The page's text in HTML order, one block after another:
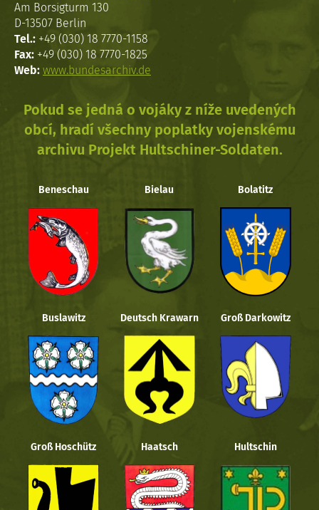
Am Borsigturm 130
D-13507 Berlin
Tel.: +49 (030) 18 7770-1158
Fax: +49 (030) 18 7770-1825
Web: www.bundesarchiv.de
Pokud se jedná o vojáky z níže uvedených
obcí, hradí všechny poplatky vojenskému
archivu Projekt Hultschiner-Soldaten.
Beneschau Bielau Bolatitz
Buslawitz Deutsch Krawarn Groß Darkowitz
Groß Hoschütz Haatsch Hultschin